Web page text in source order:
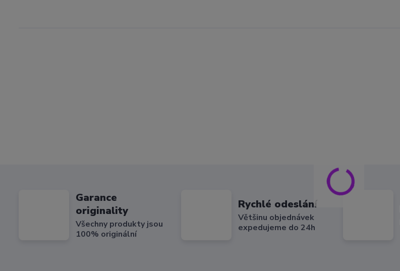
Garance
originality
Všechny produkty jsou
100% originální
Rychlé odeslání
Většinu objednávek
expedujeme do 24h